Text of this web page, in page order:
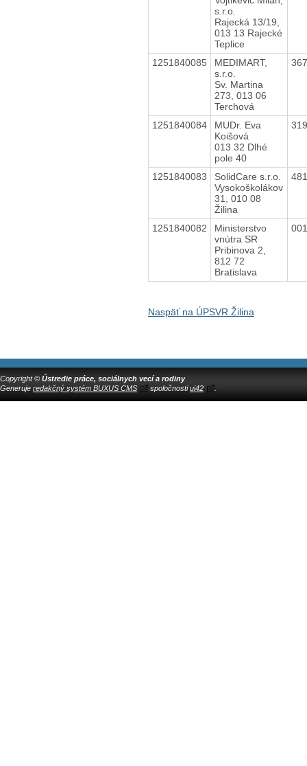
s.r.o.
Rajecká 13/19,
013 13 Rajecké
Teplice
1251840085
MEDIMART,
s.r.o.
Sv. Martina
273, 013 06
Terchová
1251840084
MUDr. Eva
Koišová
013 32 Dlhé
pole 40
1251840083
SolidCare s.r.o.
Vysokoškolákov
31, 010 08
Žilina
1251840082
Ministerstvo
vnútra SR
Pribinova 2,
812 72
Bratislava
Naspäť na ÚPSVR Žilina
Copyright © Ústredie práce, sociálnych vecí a rodiny
Generuje redakčný systém BUXUS CMS spoločnostiui42